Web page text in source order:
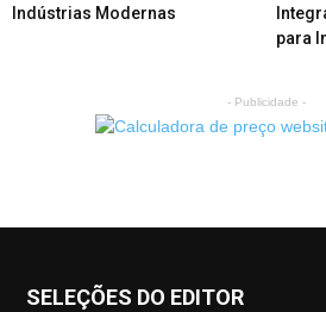
Indústrias Modernas
para
- Publicidade -
SELEÇÕES DO EDITOR